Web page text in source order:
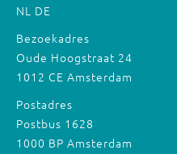
NL DE
Bezoekadres
Oude Hoogstraat 24
1012 CE Amsterdam
Postadres
Postbus 1628
1000 BP Amsterdam